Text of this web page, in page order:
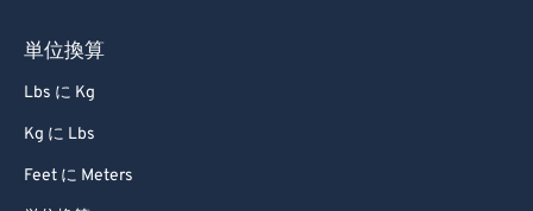
単位換算
Lbs に Kg
Kg に Lbs
Feet に Meters